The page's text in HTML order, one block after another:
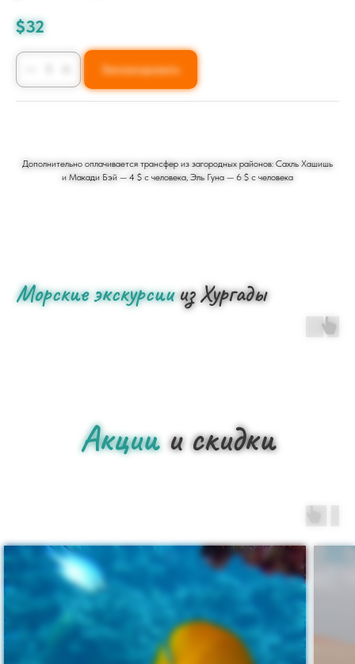
$32
Запланировать
Дополнительно оплачивается трансфер из загородных районов: Сахль Хашишь
и Макади Бэй — 4 $ с человека, Эль Гуна — 6 $ с человека
Морские экскурсиииз Хургады
Акциии скидки